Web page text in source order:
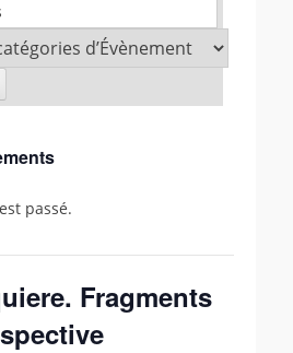
passé.
Fragments